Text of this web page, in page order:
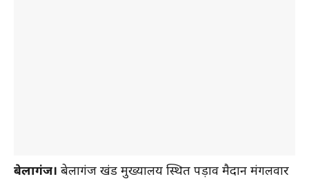
बेलागंज। बेलागंज प्रखंड मुख्यालय स्थित पड़ाव मैदान मंगलवार